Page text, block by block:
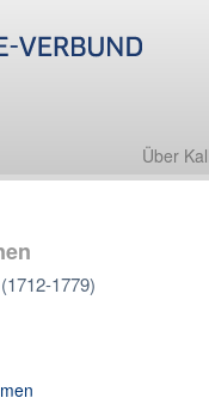
Über
1779)